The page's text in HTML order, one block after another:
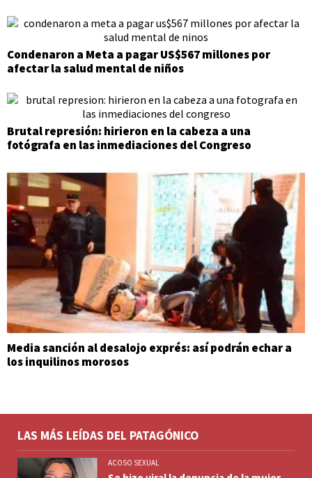
Condenaron a Meta a pagar US$567 millones por
afectar la salud mental de niños
Brutal represión: hirieron en la cabeza a una
fotógrafa en las inmediaciones del Congreso
Media sanción al desalojo exprés: así podrán echar a
los inquilinos morosos
LAS MÁS LEÍDAS DEL PATAGÓNICO
ACOSO SEXUAL